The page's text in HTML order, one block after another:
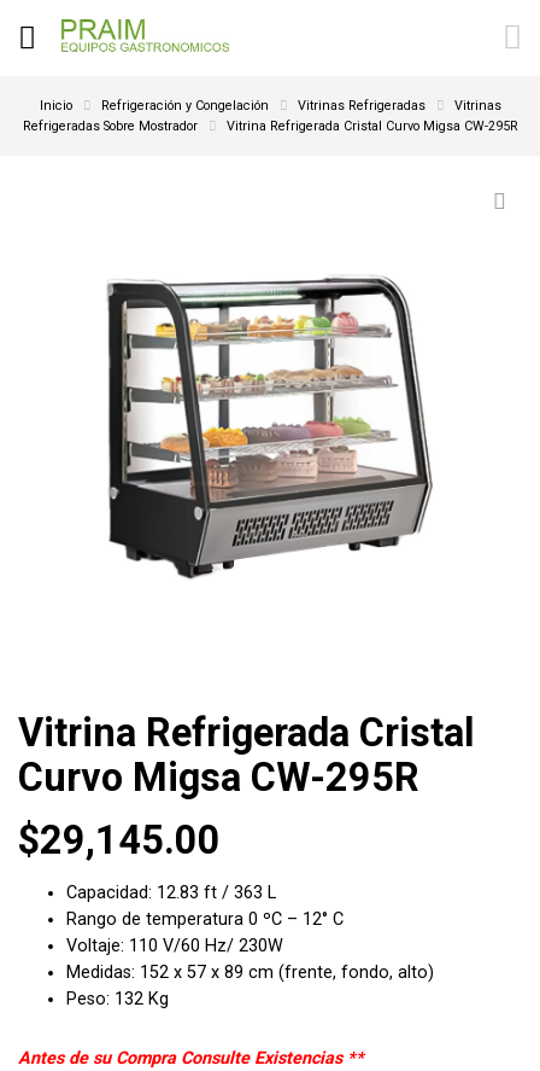
Inicio Refrigeración y Congelación Vitrinas Refrigeradas
Vitrinas
Refrigeradas Sobre Mostrador
Vitrina Refrigerada Cristal Curvo Migsa CW-295R
Vitrina Refrigerada Cristal
Curvo Migsa CW-295R
$29,145.00
Capacidad: 12.83 ft / 363 L
Rango de temperatura 0 ºC – 12° C
Voltaje: 110 V/60 Hz/ 230W
Medidas: 152 x 57 x 89 cm (frente, fondo, alto)
Peso: 132 Kg
Antes de su Compra Consulte Existencias **